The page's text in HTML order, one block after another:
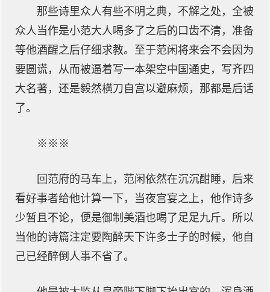
那些诗里众人有些不明之典，不解之处，全被
众人当作是小范大人喝多了之后的口齿不清，准备
等他酒醒之后仔细求教。至于范闲将来会不会因为
要圆谎，从而被逼着写一本架空中国通史，写齐四
大名著，还是毅然横刀自宫以避麻烦，那都是后话
了。
※※※
回范府的马车上，范闲依然在沉沉酣睡，后来
看好事者给他计算一下，当夜宫宴之上，他作诗多
少暂且不论，便是御制美酒也喝了足足九斤。所以
当他的诗篇注定要陶醉天下许多士子的时候，他自
己已经醉倒人事不省了。